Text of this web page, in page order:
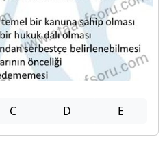
C D E